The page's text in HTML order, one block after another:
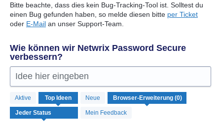
Bitte beachte, dass dies kein Bug-Tracking-Tool ist. Solltest du
einen Bug gefunden haben, so melde diesen bitte per Ticket
oder E-Mail an unser Support-Team.
Wie können wir Netwrix Password Secure
verbessern?
Idee hier eingeben
Aktive Top Ideen Neue
Mein Feedback
Keine
vorhandenen
Ideenergebnisse